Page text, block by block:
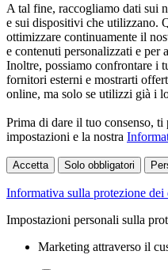
A tal fine, raccogliamo dati sui
e sui dispositivi che utilizzano.
ottimizzare continuamente il
e contenuti personalizzati e per
Inoltre, possiamo confrontare i
fornitori esterni e mostrarti
online, ma solo se utilizzi già i
Prima di dare il tuo consenso,
impostazioni e la nostra
Accetta Solo obbligatori
Informativa sulla protezione dei
Impostazioni personali sulla
Marketing attraverso il